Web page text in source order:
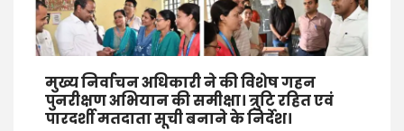
मुख्य निर्वाचन अधिकारी ने की विशेष गहन
पुनरीक्षण अभियान की समीक्षा। त्रुटि रहित एवं
पारदर्शी मतदाता सूची बनाने के निर्देश।